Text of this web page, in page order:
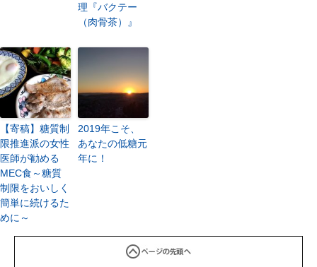
理『バクテー
（肉骨茶）』
【寄稿】糖質制
限推進派の女性
医師が勧める
MEC食～糖質
制限をおいしく
簡単に続けるた
めに～
2019年こそ、
あなたの低糖元
年に！